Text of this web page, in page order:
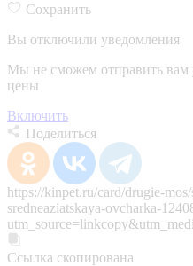
Сохранить
Вы отключили уведомления
Мы не сможем отправить вам
цены
Включить
Поделиться
https://kinpet.ru/card/drugie-
sredneaziatskaya-ovcharka-
Ссылка скопирована